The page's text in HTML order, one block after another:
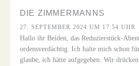
DIE ZIMMERMANNS
27. SEPTEMBER 2024 UM 17:54 UHR
Hallo ihr Beiden, das Reduzierstück-
ordensverdächtig. Ich halte mich schon
glaube, ich hätte aufgegeben. Wir